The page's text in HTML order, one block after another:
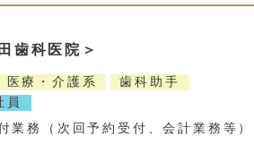
歯科医院＞
医療・介護系
歯科助手
員
務（次回予約受付、会計業務等）